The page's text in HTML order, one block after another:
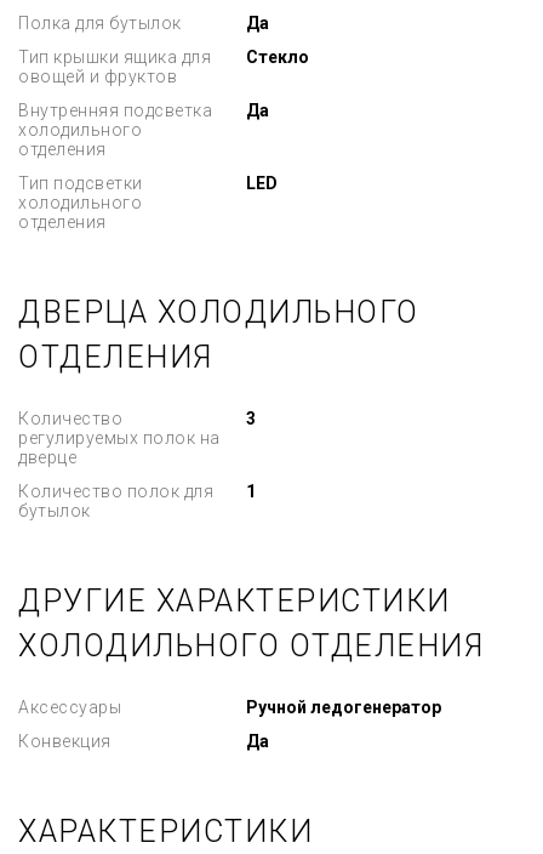
Полка для бутылок
Да
Тип крышки ящика для
овощей и фруктов
Стекло
Внутренняя подсветка
холодильного
отделения
Да
Тип подсветки
холодильного
отделения
LED
ДВЕРЦА ХОЛОДИЛЬНОГО
ОТДЕЛЕНИЯ
Количество
регулируемых полок на
дверце
3
Количество полок для
бутылок
1
ДРУГИЕ ХАРАКТЕРИСТИКИ
ХОЛОДИЛЬНОГО ОТДЕЛЕНИЯ
Аксессуары
Ручной ледогенератор
Конвекция
Да
ХАРАКТЕРИСТИКИ